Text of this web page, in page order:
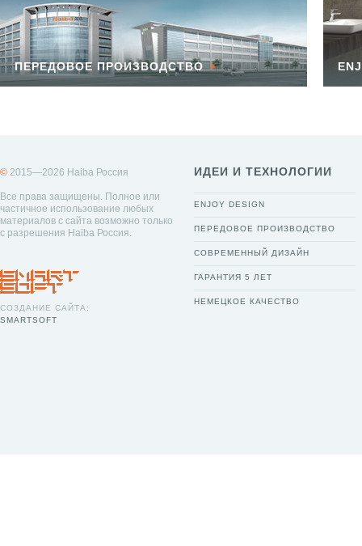
ПЕРЕДОВОЕ ПРОИЗВОДСТВО
© 2015—2026 Haiba Россия
Все права защищены. Полное или
частичное использование любых
материалов с сайта возможно только
с разрешения Haiba Россия.
СОЗДАНИЕ САЙТА:
SMARTSOFT
ИДЕИ И ТЕХНОЛОГИИ
ENJOY DESIGN
ПЕРЕДОВОЕ ПРОИЗВОДСТВО
СОВРЕМЕННЫЙ ДИЗАЙН
ГАРАНТИЯ 5 ЛЕТ
НЕМЕЦКОЕ КАЧЕСТВО